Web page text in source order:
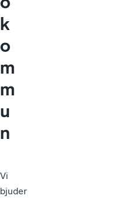
k
o
m
m
u
n
Vi
bjuder